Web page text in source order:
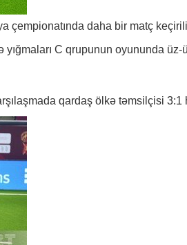
çempionatında daha bir matç
C qrupunun oyununda üz-
qardaş ölkə təmsilçisi 3:1